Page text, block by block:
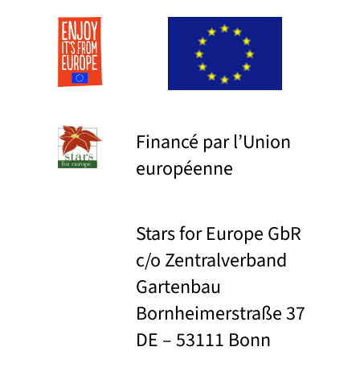
Financé par l’Union
européenne
Stars for Europe GbR
c/o Zentralverband
Gartenbau
Bornheimerstraße 37
DE – 53111 Bonn